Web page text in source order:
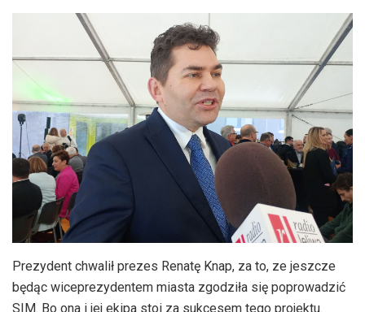
Prezydent chwalił prezes Renatę Knap, za to, ze jeszcze
będąc wiceprezydentem miasta zgodziła się poprowadzić
SIM. Bo ona i jej ekipa stoi za sukcesem tego projektu.